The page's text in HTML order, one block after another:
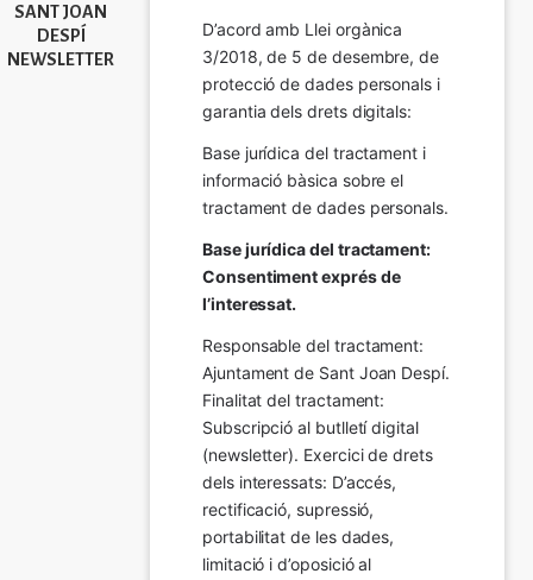
SANT JOAN
DESPÍ
NEWSLETTER
D’acord amb Llei orgànica
3/2018, de 5 de desembre, de
protecció de dades personals i
garantia dels drets digitals:
Base jurídica del tractament i
informació bàsica sobre el
tractament de dades personals.
Base jurídica del tractament:
Consentiment exprés de
l’interessat.
Responsable del tractament:
Ajuntament de Sant Joan Despí.
Finalitat del tractament:
Subscripció al butlletí digital
(newsletter). Exercici de drets
dels interessats: D’accés,
rectificació, supressió,
portabilitat de les dades,
limitació i d’oposició al